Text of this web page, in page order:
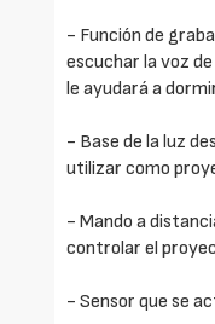
- Función de
escuchar la voz
le ayudará a
- Base de la luz
utilizar como
- Mando a
controlar el
- Sensor que se